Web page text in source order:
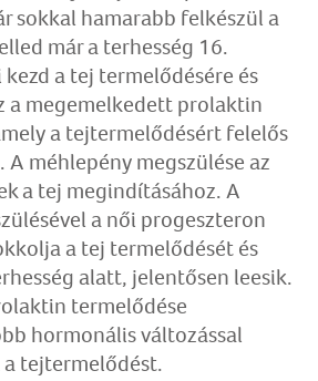
sokkal hamarabb felkészül a
már a terhesség 16.
a tej termelődésére és
a megemelkedett prolaktin
a tejtermelődésért felelős
méhlepény megszülése az
a tej megindításához. A
a női progeszteron
a tej termelődését és
alatt, jelentősen leesik.
termelődése
hormonális változással
tejtermelődést.